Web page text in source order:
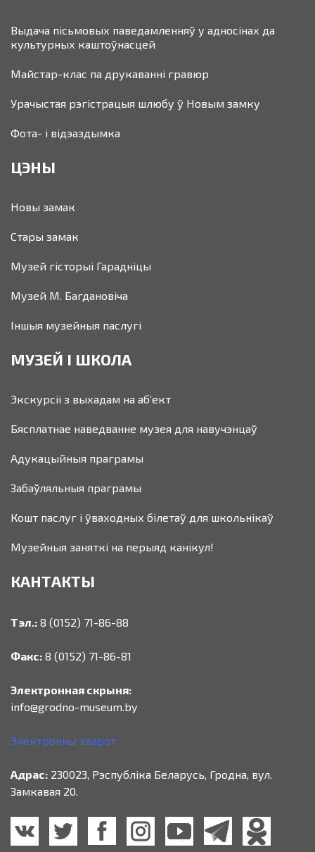
Выдача пісьмовых паведамленняў у адносінах да
культурных каштоўнасцей
Майстар-клас па друкаванні гравюр
Урачыстая рэгістрацыя шлюбу ў Новым замку
Фота- і відэаздымка
ЦЭНЫ
Новы замак
Стары замак
Музей гісторыі Гарадніцы
Музей М. Багдановіча
Іншыя музейныя паслугі
МУЗЕЙ І ШКОЛА
Экскурсіі з выхадам на аб’ект
Бясплатнае наведванне музея для навучэнцаў
Адукацыйныя праграмы
Забаўляльныя праграмы
Кошт паслуг і ўваходных білетаў для школьнікаў
Музейныя заняткі на перыяд канікул!
КАНТАКТЫ
Тэл.: 8 (0152) 71-86-88
Факс: 8 (0152) 71-86-81
Электронная скрыня:
info@grodno-museum.by
Электронны зварот
Адрас: 230023, Рэспубліка Беларусь, Гродна, вул.
Замкавая 20.